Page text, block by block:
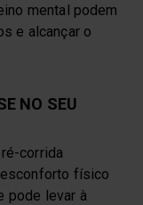
mental podem
e alcançar o
NO SEU
corrida
físico
pode levar à